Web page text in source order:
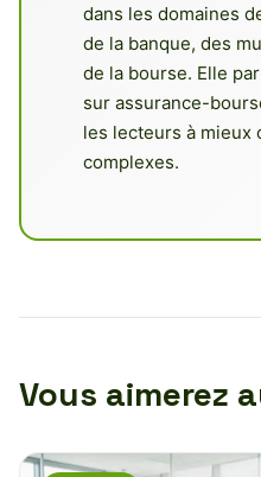
dans les domaines
de la banque, des
de la bourse. Elle
sur assurance-
les lecteurs à mieux
complexes.
Vous aimerez